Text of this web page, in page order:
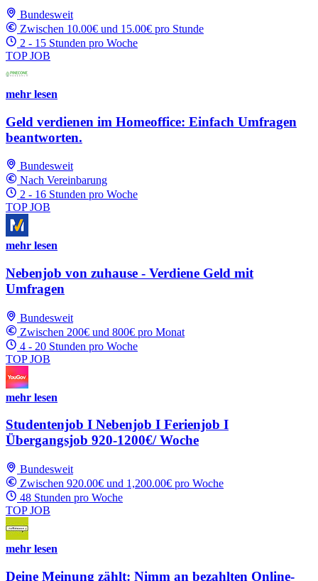
Bundesweit
Zwischen 10.00€ und 15.00€ pro Stunde
2 - 15 Stunden pro Woche
TOP JOB
mehr lesen
Geld verdienen im Homeoffice: Einfach Umfragen
beantworten.
Bundesweit
Nach Vereinbarung
2 - 16 Stunden pro Woche
TOP JOB
mehr lesen
Nebenjob von zuhause - Verdiene Geld mit
Umfragen
Bundesweit
Zwischen 200€ und 800€ pro Monat
4 - 20 Stunden pro Woche
TOP JOB
mehr lesen
Studentenjob I Nebenjob I Ferienjob I
Übergangsjob 920-1200€/ Woche
Bundesweit
Zwischen 920.00€ und 1,200.00€ pro Woche
48 Stunden pro Woche
TOP JOB
mehr lesen
Deine Meinung zählt: Nimm an bezahlten Online-